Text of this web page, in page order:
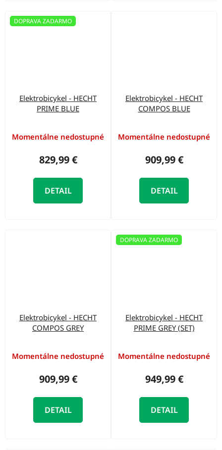
DOPRAVA ZADARMO
Elektrobicykel - HECHT
PRIME BLUE
Momentálne nedostupné
829,99 €
DETAIL
Elektrobicykel - HECHT
COMPOS BLUE
Momentálne nedostupné
909,99 €
DETAIL
Elektrobicykel - HECHT
COMPOS GREY
Momentálne nedostupné
909,99 €
DETAIL
DOPRAVA ZADARMO
Elektrobicykel - HECHT
PRIME GREY (SET)
Momentálne nedostupné
949,99 €
DETAIL